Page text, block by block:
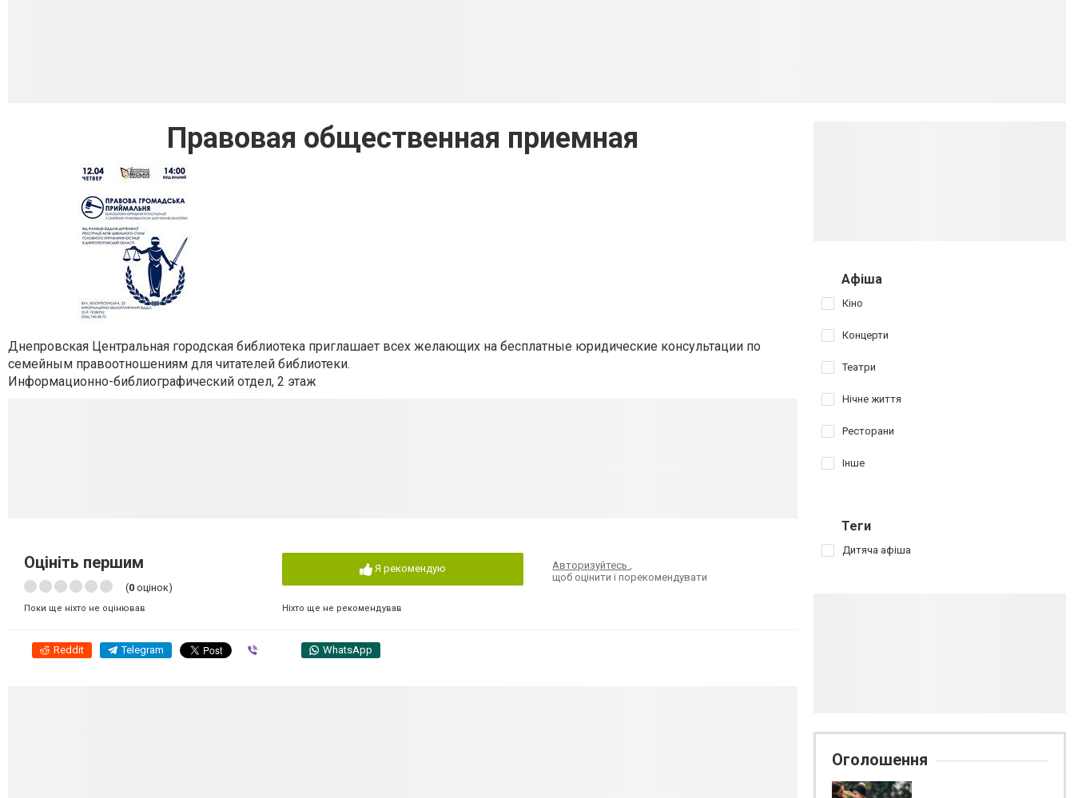
Правовая общественная приемная
Днепровская Центральная городская библиотека приглашает всех желающих на бесплатные юридические консультации по
семейным правоотношениям для читателей библиотеки.
Информационно-библиографический отдел, 2 этаж
Оцініть першим
(0 оцінок)
Поки ще ніхто не оцінював
Я рекомендую
Ніхто ще не рекомендував
Авторизуйтесь,
щоб оцінити і порекомендувати
Reddit Telegram WhatsApp
Афіша
Кіно
Концерти
Театри
Нічне життя
Ресторани
Інше
Теги
Дитяча афіша
Оголошення